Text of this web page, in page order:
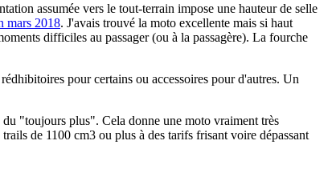
assumée vers le tout-terrain impose une hauteur de selle
mars 2018. J'avais trouvé la moto excellente mais si haut
difficiles au passager (ou à la passagère). La fourche
pour certains ou accessoires pour d'autres. Un
du "toujours plus". Cela donne une moto vraiment très
de 1100 cm3 ou plus à des tarifs frisant voire dépassant